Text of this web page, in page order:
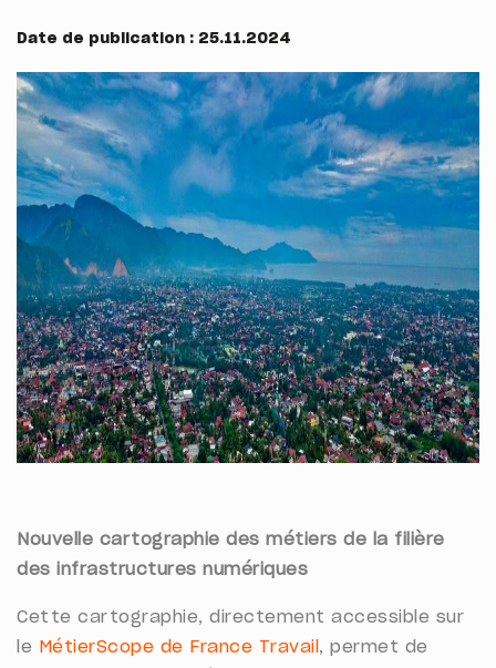
Date de publication : 25.11.2024
Nouvelle cartographie des métiers de la filière
des infrastructures numériques
Cette cartographie, directement accessible sur
le
MétierScope de France Travail , permet de